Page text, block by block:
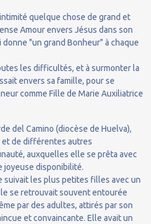
quelque chose de grand et
Amour envers Jésus dans son
"un grand Bonheur" à chaque
les difficultés, et à surmonter la
envers sa famille, pour se
comme Fille de Marie Auxiliatrice
del Camino (diocèse de Huelva),
et de différentes autres
auxquelles elle se prêta avec
joyeuse disponibilité.
suivait les plus petites filles avec un
se retrouvait souvent entourée
par des adultes, attirés par son
et convaincante. Elle avait un